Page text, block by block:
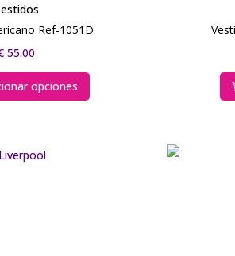
Ref-1051D
55.00
opciones